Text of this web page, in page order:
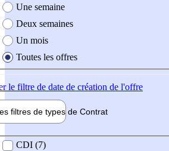
Une semaine
Deux semaines
Un mois
Toutes les offres
le filtre de date de création de l'offre
filtres de types de Contrat
contrat
CDI (7)